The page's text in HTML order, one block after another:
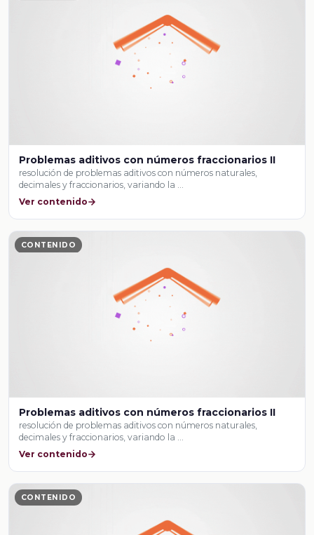
Problemas aditivos con números fraccionarios II
resolución de problemas aditivos con números naturales,
decimales y fraccionarios, variando la …
Ver contenido
CONTENIDO
Problemas aditivos con números fraccionarios II
resolución de problemas aditivos con números naturales,
decimales y fraccionarios, variando la …
Ver contenido
CONTENIDO